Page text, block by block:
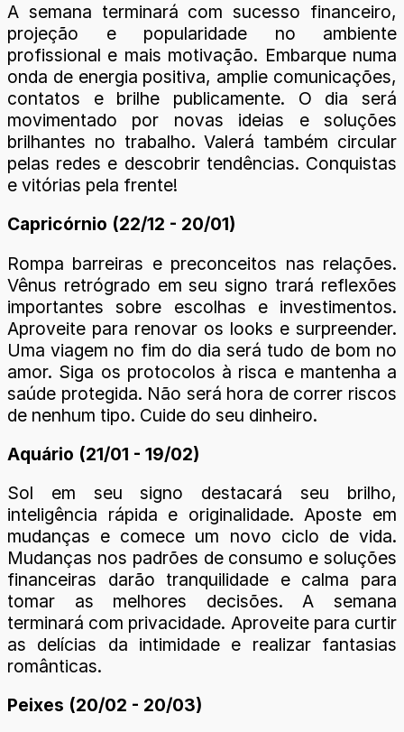
A semana terminará com sucesso financeiro,
projeção e popularidade no ambiente
profissional e mais motivação. Embarque numa
onda de energia positiva, amplie comunicações,
contatos e brilhe publicamente. O dia será
movimentado por novas ideias e soluções
brilhantes no trabalho. Valerá também circular
pelas redes e descobrir tendências. Conquistas
e vitórias pela frente!
Capricórnio (22/12 - 20/01)
Rompa barreiras e preconceitos nas relações.
Vênus retrógrado em seu signo trará reflexões
importantes sobre escolhas e investimentos.
Aproveite para renovar os looks e surpreender.
Uma viagem no fim do dia será tudo de bom no
amor. Siga os protocolos à risca e mantenha a
saúde protegida. Não será hora de correr riscos
de nenhum tipo. Cuide do seu dinheiro.
Aquário (21/01 - 19/02)
Sol em seu signo destacará seu brilho,
inteligência rápida e originalidade. Aposte em
mudanças e comece um novo ciclo de vida.
Mudanças nos padrões de consumo e soluções
financeiras darão tranquilidade e calma para
tomar as melhores decisões. A semana
terminará com privacidade. Aproveite para curtir
as delícias da intimidade e realizar fantasias
românticas.
Peixes (20/02 - 20/03)